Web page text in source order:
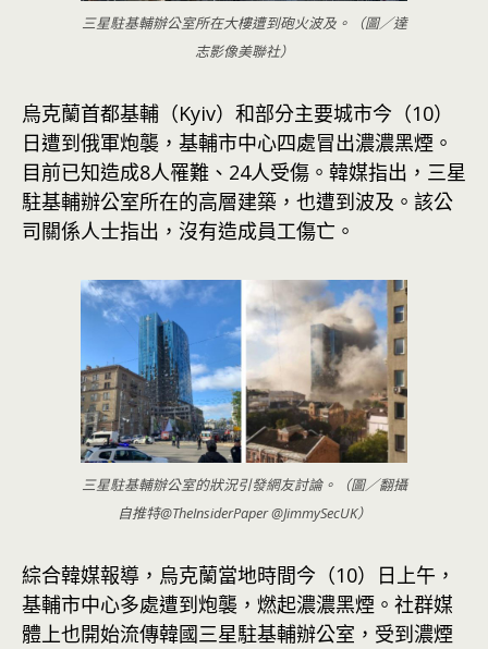
三星駐基輔辦公室所在大樓遭到砲火波及。（圖／達
志影像美聯社）
烏克蘭首都基輔（Kyiv）和部分主要城市今（10）
日遭到俄軍炮襲，基輔市中心四處冒出濃濃黑煙。
目前已知造成8人罹難、24人受傷。韓媒指出，三星
駐基輔辦公室所在的高層建築，也遭到波及。該公
司關係人士指出，沒有造成員工傷亡。
三星駐基輔辦公室的狀況引發網友討論。（圖／翻攝
自推特@TheInsiderPaper @JimmySecUK）
綜合韓媒報導，烏克蘭當地時間今（10）日上午，
基輔市中心多處遭到炮襲，燃起濃濃黑煙。社群媒
體上也開始流傳韓國三星駐基輔辦公室，受到濃煙